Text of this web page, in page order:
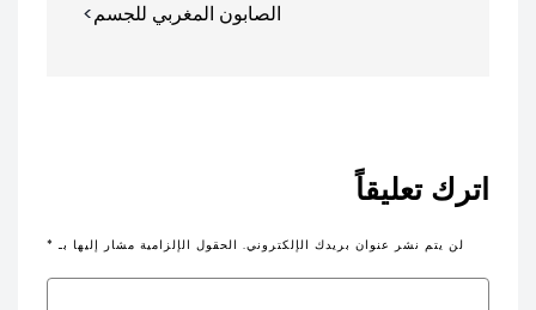
الصابون المغربي للجسم
اترك تعليقاً
لن يتم نشر عنوان بريدك الإلكتروني. الحقول الإلزامية مشار إليها بـ *